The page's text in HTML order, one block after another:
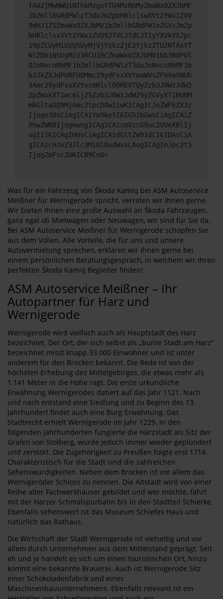
TA0ZjMwNWQ1NThkMzgxYTU4MzRhMyZmaWx0ZXJbMF
1bZmllbGRdPWlzT3duJmZpbHRlclswXVt2YWx1ZV0
9dHJ1ZSZmaWx0ZXJbMV1bZmllbGRdPW1vZGVsJmZp
bHRlclsxXVt2YWx1ZV09JTVCJTdCJTIyYXVkYXJpc
19pZCUyMiUzQSUyMjVjYzkzZjE2YjkzZTU2NTAxYT
NlZDhiNSUyMiU3RCU1RCZmaWx0ZXJbMV1bb3BdPUl
OJnNvcnRbMF1bZmllbGRdPWlzT3duJnNvcnRbMF1b
b3JkZXJdPURFU0Mmc29ydFsxXVtmaWVsZF09aXNUb
3Amc29ydFsxXVtvcmRlcl09REVTQyZzb3J0WzJdW2
ZpZWxkXT1wcmljZSZzb3J0WzJdW29yZGVyXT1BU0M
mbGltaXQ9MjAmc2tpcD0wIiwKICAgICJoZWFkZXJz
Ijoge30sCiAgICAiYm9keSI6IG51bGwsCiAgICAiZ
XhwZWN0IjogewogICAgICAicmVzcG9uc2VUeXBlIj
ogIiIKICAgIH0sCiAgICAidGltZW91dCI6IDAsCiA
gICAicHJvZ3Jlc3MiOiBudWxsLAogICAgInJpc2t5
IjogZmFsc2UKICB9Cn0=
Was für ein Fahrzeug von Škoda Kamiq bei ASM Autoservice
Meißner für Wernigerode spricht, verraten wir Ihnen gerne.
Wir bieten Ihnen eine große Auswahl an Škoda Fahrzeugen,
ganz egal ob Mietwagen oder Neuwagen, wir sind für Sie da.
Bei ASM Autoservice Meißner für Wernigerode schöpfen Sie
aus dem Vollen. Alle Vorteile, die für uns und unsere
Autovermietung sprechen, erklären wir Ihnen gerne bei
einem persönlichen Beratungsgespräch, in welchem wir Ihren
perfekten Škoda Kamiq Begleiter finden!
ASM Autoservice Meißner – Ihr
Autopartner für Harz und
Wernigerode
Wernigerode wird vielfach auch als Hauptstadt des Harz
bezeichnet. Der Ort, der sich selbst als „bunte Stadt am Harz“
bezeichnet misst knapp 33.000 Einwohner und ist unter
anderem für den Brocken bekannt. Die Rede ist von der
höchsten Erhebung des Mittelgebirges, die etwas mehr als
1.141 Meter in die Höhe ragt. Die erste urkundliche
Erwähnung Wernigerodes datiert auf das Jahr 1121. Nach
und nach entstand eine Siedlung und zu Beginn des 13.
Jahrhundert findet auch eine Burg Erwähnung. Das
Stadtrecht erhielt Wernigerode im Jahr 1229. In den
folgenden Jahrhunderten fungierte die Harzstadt als Sitz der
Grafen von Stolberg, wurde jedoch immer wieder geplündert
und zerstört. Die Zugehörigkeit zu Preußen folgte erst 1714.
Charakteristisch für die Stadt sind die zahlreichen
Sehenswürdigkeiten. Neben dem Brocken ist vor allem das
Wernigeröder Schloss zu nennen. Die Altstadt wird von einer
Reihe alter Fachwerkhäuser gebildet und wer möchte, fährt
mit der Harzer Schmalspurbahn bis in den Stadtteil Schierke.
Ebenfalls sehenswert ist das Museum Schiefes Haus und
natürlich das Rathaus.
Die Wirtschaft der Stadt Wernigerode ist vielseitig und vor
allem durch Unternehmen aus dem Mittelstand geprägt. Seit
eh und je handelt es sich um einen touristischen Ort, hinzu
kommt eine bekannte Brauerei. Auch ist Wernigerode Sitz
einer Schokoladenfabrik und eines
Maschinenbauunternehmens. Ebenfalls relevant ist ein